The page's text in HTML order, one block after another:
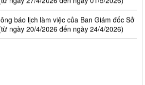
báo lịch làm việc của Ban Giám đốc Sở
ngày 20/4/2026 đến ngày 24/4/2026)